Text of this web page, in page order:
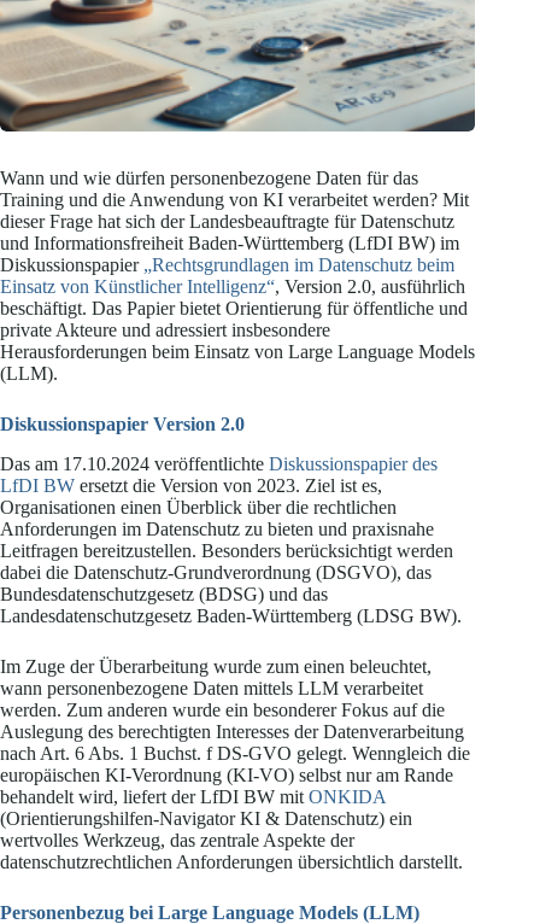
Wann und wie dürfen personenbezogene Daten für das
Training und die Anwendung von KI verarbeitet werden? Mit
dieser Frage hat sich der Landesbeauftragte für Datenschutz
und Informationsfreiheit Baden-Württemberg (LfDI BW) im
Diskussionspapier „Rechtsgrundlagen im Datenschutz beim
Einsatz von Künstlicher Intelligenz“, Version 2.0, ausführlich
beschäftigt. Das Papier bietet Orientierung für öffentliche und
private Akteure und adressiert insbesondere
Herausforderungen beim Einsatz von Large Language Models
(LLM).
Diskussionspapier Version 2.0
Das am 17.10.2024 veröffentlichte Diskussionspapier des
LfDI BW ersetzt die Version von 2023. Ziel ist es,
Organisationen einen Überblick über die rechtlichen
Anforderungen im Datenschutz zu bieten und praxisnahe
Leitfragen bereitzustellen. Besonders berücksichtigt werden
dabei die Datenschutz-Grundverordnung (DSGVO), das
Bundesdatenschutzgesetz (BDSG) und das
Landesdatenschutzgesetz Baden-Württemberg (LDSG BW).
Im Zuge der Überarbeitung wurde zum einen beleuchtet,
wann personenbezogene Daten mittels LLM verarbeitet
werden. Zum anderen wurde ein besonderer Fokus auf die
Auslegung des berechtigten Interesses der Datenverarbeitung
nach Art. 6 Abs. 1 Buchst. f DS-GVO gelegt. Wenngleich die
europäischen KI-Verordnung (KI-VO) selbst nur am Rande
behandelt wird, liefert der LfDI BW mit ONKIDA
(Orientierungshilfen-Navigator KI & Datenschutz) ein
wertvolles Werkzeug, das zentrale Aspekte der
datenschutzrechtlichen Anforderungen übersichtlich darstellt.
Personenbezug bei Large Language Models (LLM)